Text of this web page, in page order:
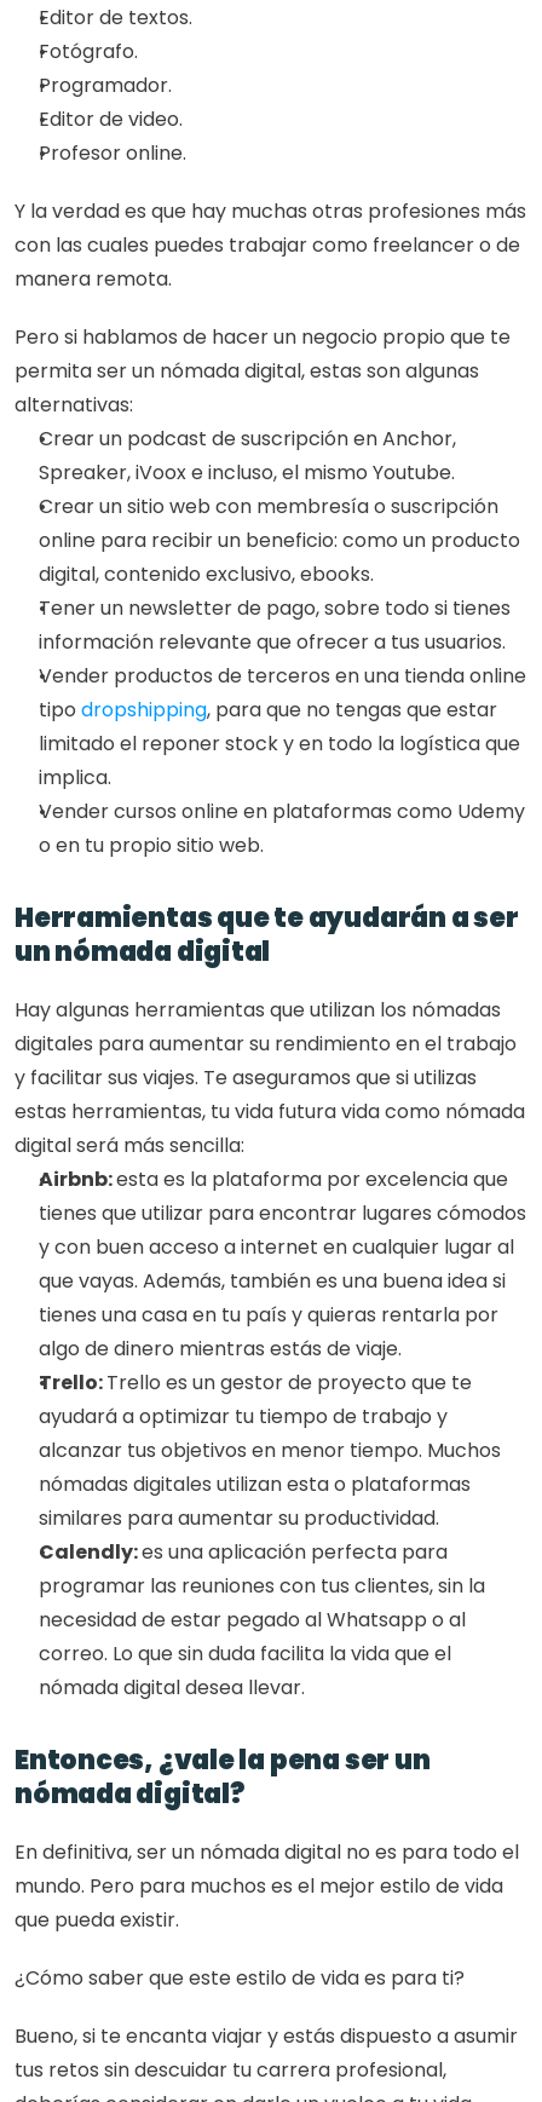
Editor de textos.
Fotógrafo.
Programador.
Editor de video.
Profesor online.
Y la verdad es que hay muchas otras profesiones más
con las cuales puedes trabajar como freelancer o de
manera remota.
Pero si hablamos de hacer un negocio propio que te
permita ser un nómada digital, estas son algunas
alternativas:
Crear un podcast de suscripción en Anchor,
Spreaker, iVoox e incluso, el mismo Youtube.
Crear un sitio web con membresía o suscripción
online para recibir un beneficio: como un producto
digital, contenido exclusivo, ebooks.
Tener un newsletter de pago, sobre todo si tienes
información relevante que ofrecer a tus usuarios.
Vender productos de terceros en una tienda online
tipo dropshipping, para que no tengas que estar
limitado el reponer stock y en todo la logística que
implica.
Vender cursos online en plataformas como Udemy
o en tu propio sitio web.
Herramientas que te ayudarán a ser
un nómada digital
Hay algunas herramientas que utilizan los nómadas
digitales para aumentar su rendimiento en el trabajo
y facilitar sus viajes. Te aseguramos que si utilizas
estas herramientas, tu vida futura vida como nómada
digital será más sencilla:
Airbnb: esta es la plataforma por excelencia que
tienes que utilizar para encontrar lugares cómodos
y con buen acceso a internet en cualquier lugar al
que vayas. Además, también es una buena idea si
tienes una casa en tu país y quieras rentarla por
algo de dinero mientras estás de viaje.
Trello: Trello es un gestor de proyecto que te
ayudará a optimizar tu tiempo de trabajo y
alcanzar tus objetivos en menor tiempo. Muchos
nómadas digitales utilizan esta o plataformas
similares para aumentar su productividad.
Calendly: es una aplicación perfecta para
programar las reuniones con tus clientes, sin la
necesidad de estar pegado al Whatsapp o al
correo. Lo que sin duda facilita la vida que el
nómada digital desea llevar.
Entonces, ¿vale la pena ser un
nómada digital?
En definitiva, ser un nómada digital no es para todo el
mundo. Pero para muchos es el mejor estilo de vida
que pueda existir.
¿Cómo saber que este estilo de vida es para ti?
Bueno, si te encanta viajar y estás dispuesto a asumir
tus retos sin descuidar tu carrera profesional,